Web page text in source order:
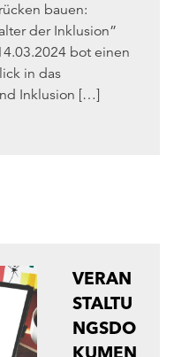
bauen:
der Inklusion”
bot einen
in das
Inklusion […]
VERAN
STALTU
NGSDO
KUMEN